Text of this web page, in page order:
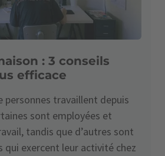
: 3 conseils
efficace
personnes travaillent depuis
sont employées et
tandis que d’autres sont
qui exercent leur activité chez